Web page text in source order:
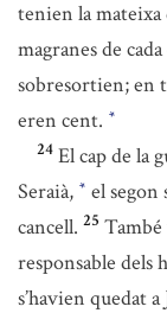
tenien la mateixa
magranes de
sobresortien; en
eren cent. *
24 El cap de la
Seraià, * el segon
cancell. 25
responsable dels
s’havien quedat